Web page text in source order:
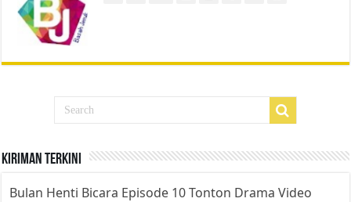
Kiriman Terkini
Bulan Henti Bicara Episode 10 Tonton Drama Video